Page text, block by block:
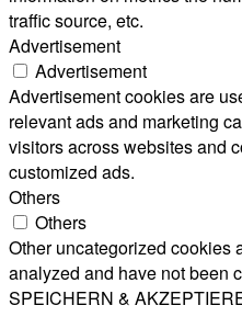
traffic source, etc.
Advertisement
Advertisement
Advertisement cookies are
relevant ads and marketing
visitors across websites and
customized ads.
Others
Others
Other uncategorized cookies
analyzed and have not been
SPEICHERN &